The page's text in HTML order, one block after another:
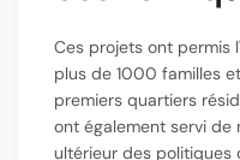
Ces projets ont permis
plus de 1000 familles
premiers quartiers
ont également servi
ultérieur des politiques